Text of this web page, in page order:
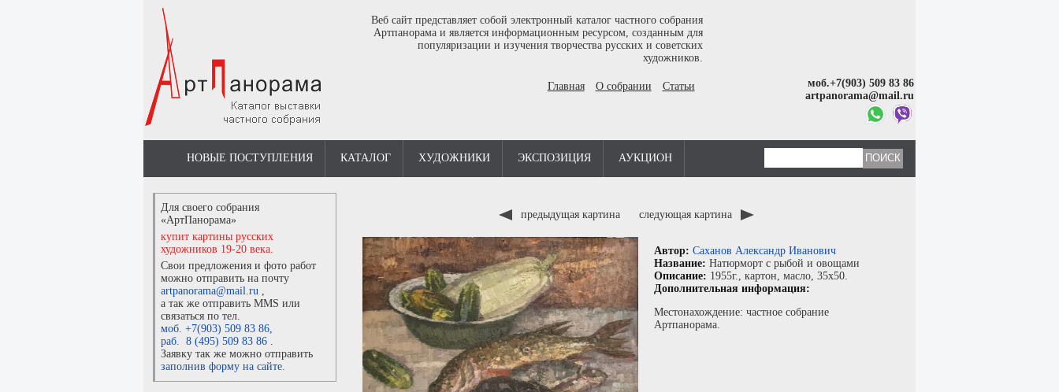
Веб сайт представляет собой электронный каталог частного собрания
Артпанорама и является информационным ресурсом, созданным для
популяризации и изучения творчества русских и советских
художников.
Главная О собрании Статьи
моб.+7(903) 509 83 86
artpanorama@mail.ru
НОВЫЕ ПОСТУПЛЕНИЯ КАТАЛОГ ХУДОЖНИКИ ЭКСПОЗИЦИЯ АУКЦИОН
Для своего собрания
«АртПанорама»
купит картины русских
художников 19-20 века.
Свои предложения и фото работ
можно отправить на почту
artpanorama@mail.ru ,
а так же отправить MMS или
связаться по тел.
моб. +7(903) 509 83 86,
раб. 8 (495) 509 83 86 .
Заявку так же можно отправить
заполнив форму на сайте.
предыдущая картина следующая картина
Автор: Саханов Александр Иванович
Название: Натюрморт с рыбой и овощами
Описание: 1955г., картон, масло, 35x50.
Дополнительная информация:
Местонахождение: частное собрание
Артпанорама.